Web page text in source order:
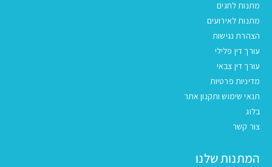
מתנות לחגים
מתנות לאירועים
הצהרת נגישות
עורך דין פלילי
עורך דין צבאי
מדיניות פרטיות
תנאי שימוש ותקנון אתר
בלוג
צור קשר
המתנות שלנו